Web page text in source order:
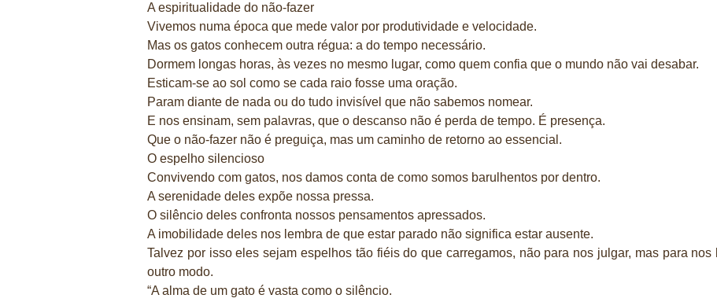
A espiritualidade do não-fazer
Vivemos numa época que mede valor por produtividade e velocidade.
Mas os gatos conhecem outra régua: a do tempo necessário.
Dormem longas horas, às vezes no mesmo lugar, como quem confia que o mundo não vai desabar.
Esticam-se ao sol como se cada raio fosse uma oração.
Param diante de nada ou do tudo invisível que não sabemos nomear.
E nos ensinam, sem palavras, que o descanso não é perda de tempo. É presença.
Que o não-fazer não é preguiça, mas um caminho de retorno ao essencial.
O espelho silencioso
Convivendo com gatos, nos damos conta de como somos barulhentos por dentro.
A serenidade deles expõe nossa pressa.
O silêncio deles confronta nossos pensamentos apressados.
A imobilidade deles nos lembra de que estar parado não significa estar ausente.
Talvez por isso eles sejam espelhos tão fiéis do que carregamos, não para nos julgar, mas para
outro modo.
“A alma de um gato é vasta como o silêncio.